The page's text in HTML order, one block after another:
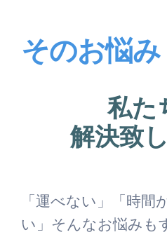
そのお悩み
私た
解決致
「運べない」「時間
い」そんなお悩みも